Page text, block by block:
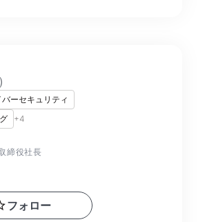
)
バーセキュリティ
+4
締役社長
フォロー